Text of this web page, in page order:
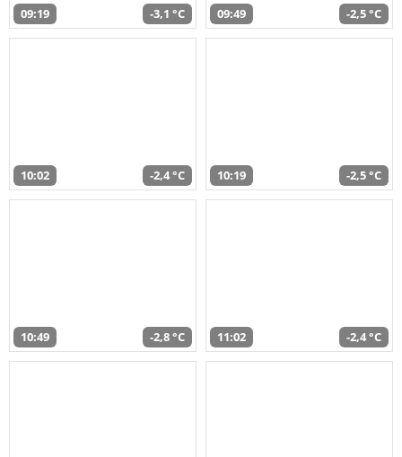
09:19 -3,1 °C 09:49 -2,5 °C
10:02 -2,4 °C 10:19 -2,5 °C
10:49 -2,8 °C 11:02 -2,4 °C